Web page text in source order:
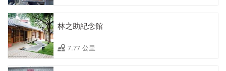
林之助紀念館
7.77 公里